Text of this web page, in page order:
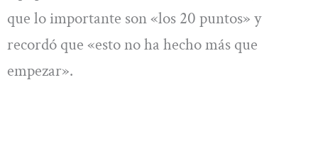
que lo importante son «los 20 puntos» y
recordó que «esto no ha hecho más que
empezar».